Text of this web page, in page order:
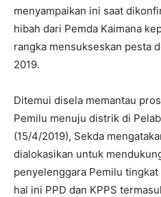
menyampaikan ini saat
hibah dari Pemda Kaimana
rangka mensukseskan pesta
2019.
Ditemui disela memantau
Pemilu menuju distrik di
(15/4/2019), Sekda
dialokasikan untuk
penyelenggara Pemilu
hal ini PPD dan KPPS